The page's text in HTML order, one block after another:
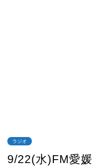
ラジオ
9/22(水)FM愛